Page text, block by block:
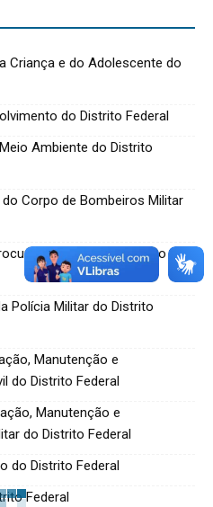
Criança e do Adolescente do
do Distrito Federal
Ambiente do Distrito
do Corpo de Bombeiros Militar
Geral do Distrito
Polícia Militar do Distrito
Manutenção e
do Distrito Federal
Manutenção e
do Distrito Federal
do Distrito Federal
Federal